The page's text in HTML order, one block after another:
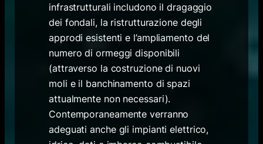
infrastrutturali includono il dragaggio
dei fondali, la ristrutturazione degli
approdi esistenti e l’ampliamento del
numero di ormeggi disponibili
(attraverso la costruzione di nuovi
moli e il banchinamento di spazi
attualmente non necessari).
Contemporaneamente verranno
adeguati anche gli impianti elettrico,